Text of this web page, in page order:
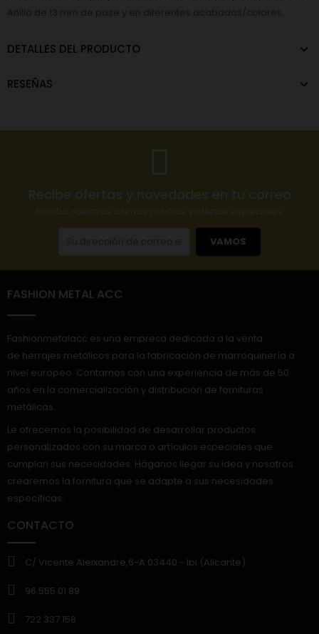
DETALLES DEL PRODUCTO
RESEÑAS
Recibe ofertas y novedades en tu correo
Reciba nuestras últimas noticias y ofertas especiales
VAMOS
FASHION METAL ACC
Fashionmetalacc es una empresa dedicada a la venta
de herrajes metálicos para la fabricación de marroquinería a
nivel europeo. Contamos con una experiencia de más de 50
años en la comercialización y distribución de fornituras
metálicas.
Le ofrecemos la posibilidad de desarrollar productos
personalizados con su marca o artículos especiales que
cumplan sus necesidades. Háganos llegar su idea y nosotros
crearemos la fornitura que se adapte a sus necesidades
específicas.
CONTACTO
C/ Vicente Aleixandre,6-A 03440.- Ibi (Alicante)
96 555 01 89
722 337 158